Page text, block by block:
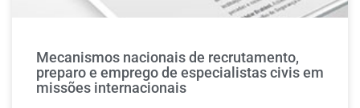
Mecanismos nacionais de recrutamento,
preparo e emprego de especialistas civis em
missões internacionais